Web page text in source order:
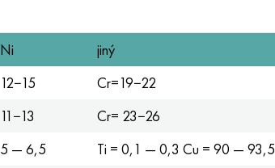
Ni jiný
12−15 Cr=19−22
11−13 Cr= 23−26
5 — 6,5 Ti = 0,1 — 0,3 Cu = 90 — 93,5